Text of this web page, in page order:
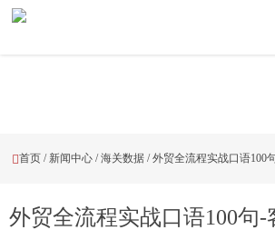
首页 / 新闻中心 /海关数据 /外贸全流程实战口语100
外贸全流程实战口语100句-